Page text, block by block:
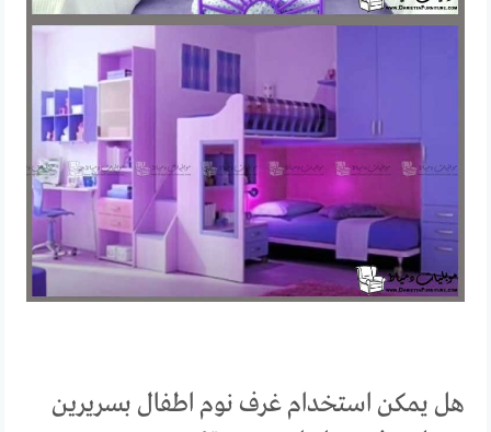
هل يمكن استخدام غرف نوم اطفال بسريرين